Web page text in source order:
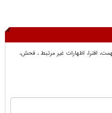
افترا، اظهارات غير مرتبط ، فحش،